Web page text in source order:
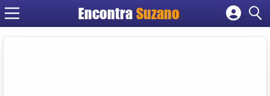
EncontraSuzano
Cadastrar empresa